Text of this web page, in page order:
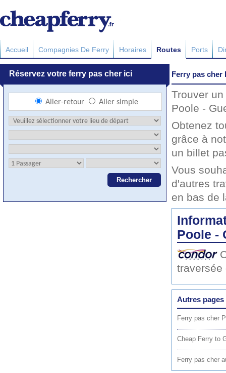
Accueil Compagnies De Ferry Horaires Routes Ports
Ferry pas cher
Trouver
Poole -
Obtenez
grâce à
un billet
Vous
d'autres
en bas de
Poole -
traversée
Autres pages
Ferry pas cher
Cheap Ferry to
Ferry pas cher